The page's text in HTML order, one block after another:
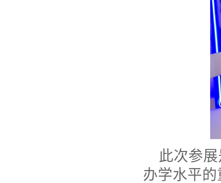
此次参
办学水平